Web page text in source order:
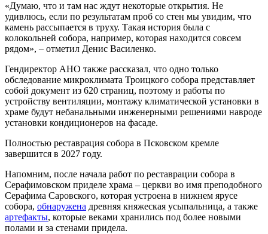
«Думаю, что и там нас ждут некоторые открытия. Не
удивлюсь, если по результатам проб со стен мы увидим, что
камень рассыпается в труху. Такая история была с
колокольней собора, например, которая находится совсем
рядом», – отметил Денис Василенко.
Гендиректор АНО также рассказал, что одно только
обследование микроклимата Троицкого собора представляет
собой документ из 620 страниц, поэтому и работы по
устройству вентиляции, монтажу климатической установки в
храме будут небанальными инженерными решениями навроде
установки кондиционеров на фасаде.
Полностью реставрация собора в Псковском кремле
завершится в 2027 году.
Напомним, после начала работ по реставрации собора в
Серафимовском приделе храма – церкви во имя преподобного
Серафима Саровского, которая устроена в нижнем ярусе
собора, обнаружена древняя княжеская усыпальница, а также
артефакты, которые веками хранились под более новыми
полами и за стенами придела.